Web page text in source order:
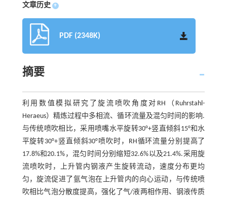
文章历史 +
PDF (2348K)
摘要
利用数值模拟研究了旋流喷吹角度对RH（Ruhrstahl-
Heraeus）精炼过程中多相流、循环流量及混匀时间的影响.
与传统喷吹相比，采用喷嘴水平旋转30°+竖直倾斜15°和水
平旋转30°+竖直倾斜30°喷吹时，RH循环流量分别提高了
17.8%和20.1%，混匀时间分别缩短32.6%以及21.4%.采用旋
流喷吹时，上升管内钢液产生旋转流动，速度分布更均
匀，旋流促进了氩气泡在上升管内的向心运动，与传统喷
吹相比气泡分散度提高，强化了气/液两相作用、钢液传质